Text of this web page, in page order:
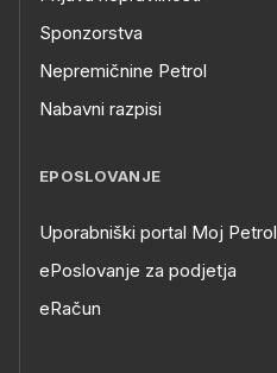
Sponzorstva
Nepremičnine Petrol
Nabavni razpisi
EPOSLOVANJE
Uporabniški portal Moj Petrol
ePoslovanje za podjetja
eRačun